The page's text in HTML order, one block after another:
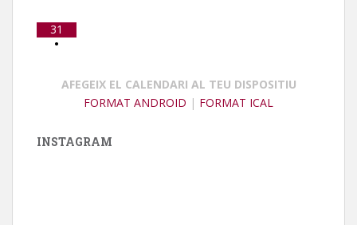
31
•
AFEGEIX EL CALENDARI AL TEU DISPOSITIU
FORMAT ANDROID | FORMAT ICAL
INSTAGRAM